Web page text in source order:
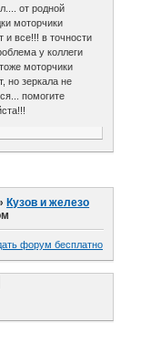
от родной
моторчики
и все!!! в точности
у коллеги
моторчики
но зеркала не
помогите
Кузов и железо
форум бесплатно